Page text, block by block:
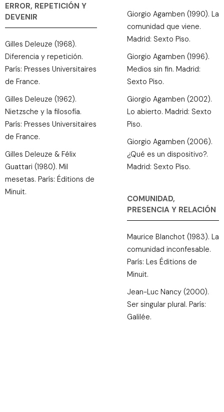
ERROR, REPETICIÓN Y
DEVENIR
Gilles Deleuze (1968).
Diferencia y repetición.
París: Presses Universitaires
de France.
Gilles Deleuze (1962).
Nietzsche y la filosofía.
París: Presses Universitaires
de France.
Gilles Deleuze & Félix
Guattari (1980). Mil
mesetas. París: Éditions de
Minuit.
Giorgio Agamben (1990). La
comunidad que viene.
Madrid: Sexto Piso.
Giorgio Agamben (1996).
Medios sin fin. Madrid:
Sexto Piso.
Giorgio Agamben (2002).
Lo abierto. Madrid: Sexto
Piso.
Giorgio Agamben (2006).
¿Qué es un dispositivo?.
Madrid: Sexto Piso.
COMUNIDAD,
PRESENCIA Y RELACIÓN
Maurice Blanchot (1983). La
comunidad inconfesable.
París: Les Éditions de
Minuit.
Jean-Luc Nancy (2000).
Ser singular plural. París:
Galilée.